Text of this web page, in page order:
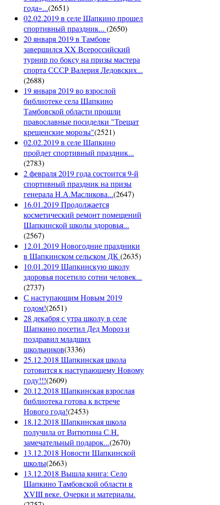
года»...(2651)
02.02.2019 в селе Шапкино прошел
спортивный праздник... (2650)
20 января 2019 в Тамбове
завершился XX Всероссийский
турнир по боксу на призы мастера
спорта СССР Валерия Ледовских...
(2688)
19 января 2019 во взрослой
библиотеке села Шапкино
Тамбовской области прошли
православные посиделки "Трещат
крещенские морозы"(2521)
02.02.2019 в селе Шапкино
пройдет спортивный праздник...
(2783)
2 февраля 2019 года состоится 9-й
спортивный праздник на призы
генерала Н.А.Масликова...(2647)
16.01.2019 Продолжается
косметический ремонт помещений
Шапкинской школы здоровья...
(2567)
12.01.2019 Новогодние праздники
в Шапкинском сельском ДК(2635)
10.01.2019 Шапкинскую школу
здоровья посетило сотни человек...
(2737)
С наступающим Новым 2019
годом!(2651)
28 декабря с утра школу в селе
Шапкино посетил Дед Мороз и
поздравил младших
школьников(3336)
25.12.2018 Шапкинская школа
готовится к наступающему Новому
году!!!(2609)
20.12.2018 Шапкинская взрослая
библиотека готова к встрече
Нового года!(2453)
18.12.2018 Шапкинская школа
получила от Витютина С.Н.
замечательный подарок...(2670)
13.12.2018 Новости Шапкинской
школы(2663)
13.12.2018 Вышла книга: Село
Шапкино Тамбовской области в
XVIII веке. Очерки и материалы.